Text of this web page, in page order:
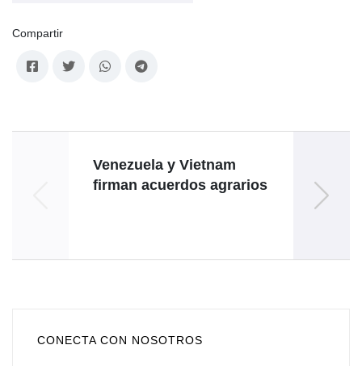
Compartir
Venezuela y Vietnam
firman acuerdos agrarios
CONECTA CON NOSOTROS